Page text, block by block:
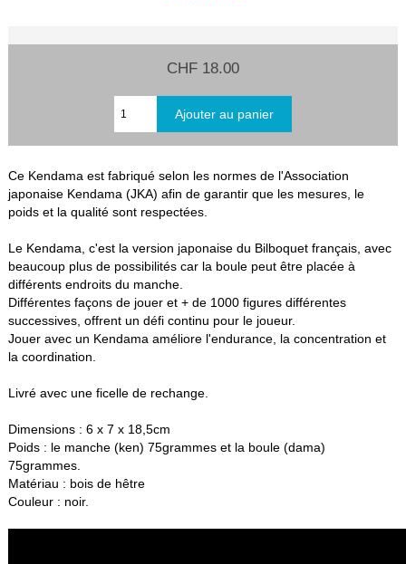
CHF 18.00
Ce Kendama est fabriqué selon les normes de l'Association
japonaise Kendama (JKA) afin de garantir que les mesures, le
poids et la qualité sont respectées.
Le Kendama, c'est la version japonaise du Bilboquet français, avec
beaucoup plus de possibilités car la boule peut être placée à
différents endroits du manche.
Différentes façons de jouer et + de 1000 figures différentes
successives, offrent un défi continu pour le joueur.
Jouer avec un Kendama améliore l'endurance, la concentration et
la coordination.
Livré avec une ficelle de rechange.
Dimensions : 6 x 7 x 18,5cm
Poids : le manche (ken) 75grammes et la boule (dama)
75grammes.
Matériau : bois de hêtre
Couleur : noir.